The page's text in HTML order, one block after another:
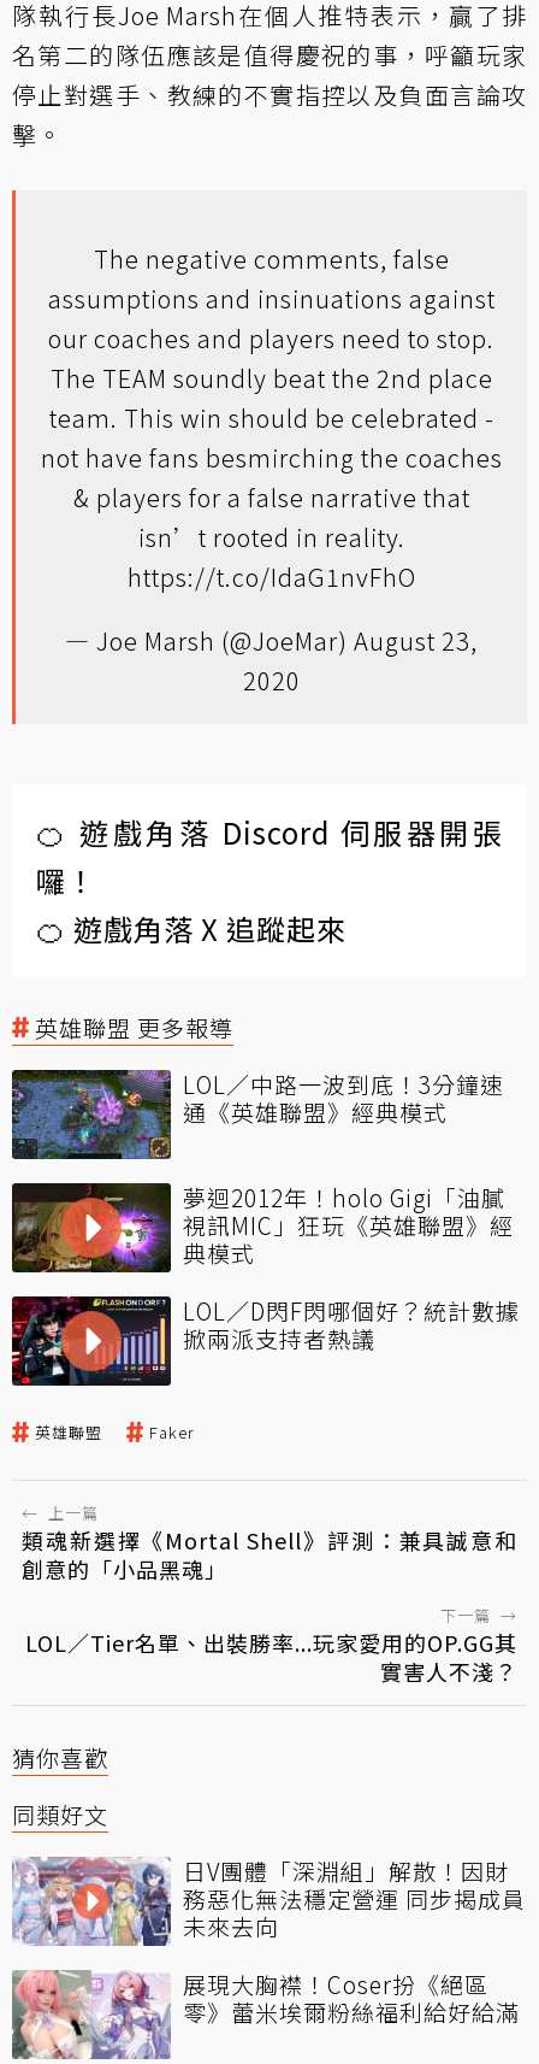
隊執行長Joe Marsh在個人推特表示，贏了排
名第二的隊伍應該是值得慶祝的事，呼籲玩家
停止對選手、教練的不實指控以及負面言論攻
擊。
The negative comments, false
assumptions and insinuations against
our coaches and players need to stop.
The TEAM soundly beat the 2nd place
team. This win should be celebrated -
not have fans besmirching the coaches
& players for a false narrative that
isn’t rooted in reality.
https://t.co/IdaG1nvFhO
— Joe Marsh (@JoeMar) August 23,
2020
🍊 遊戲角落 Discord 伺服器開張
囉！
🍊 遊戲角落 X 追蹤起來
英雄聯盟 更多報導
LOL／中路一波到底！3分鐘速
通《英雄聯盟》經典模式
夢迴2012年！holo Gigi「油膩
視訊MIC」狂玩《英雄聯盟》經
典模式
LOL／D閃F閃哪個好？統計數據
掀兩派支持者熱議
英雄聯盟 Faker
← 上一篇
類魂新選擇《Mortal Shell》評測：兼具誠意和
創意的「小品黑魂」
下一篇 →
LOL／Tier名單、出裝勝率...玩家愛用的OP.GG其
實害人不淺？
猜你喜歡
同類好文
日V團體「深淵組」解散！因財
務惡化無法穩定營運 同步揭成員
未來去向
展現大胸襟！Coser扮《絕區
零》蕾米埃爾粉絲福利給好給滿